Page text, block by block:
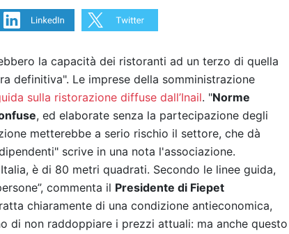
la capacità dei ristoranti ad un terzo di quella
definitiva". Le imprese della somministrazione
sulla ristorazione diffuse dall’Inail. "Norme
, ed elaborate senza la partecipazione degli
metterebbe a serio rischio il settore, che dà
scrive in una nota l'associazione.
è di 80 metri quadrati. Secondo le linee guida,
commenta il Presidente di Fiepet
chiaramente di una condizione antieconomica,
di non raddoppiare i prezzi attuali: ma anche questo